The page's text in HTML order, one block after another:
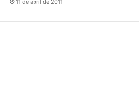
11 de abril de 2011